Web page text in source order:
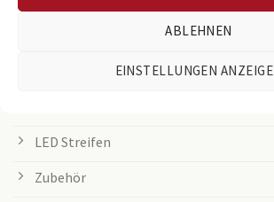
ABLEHNEN
EINSTELLUNGEN
Grow Lampen
LED Streifen
Zubehör